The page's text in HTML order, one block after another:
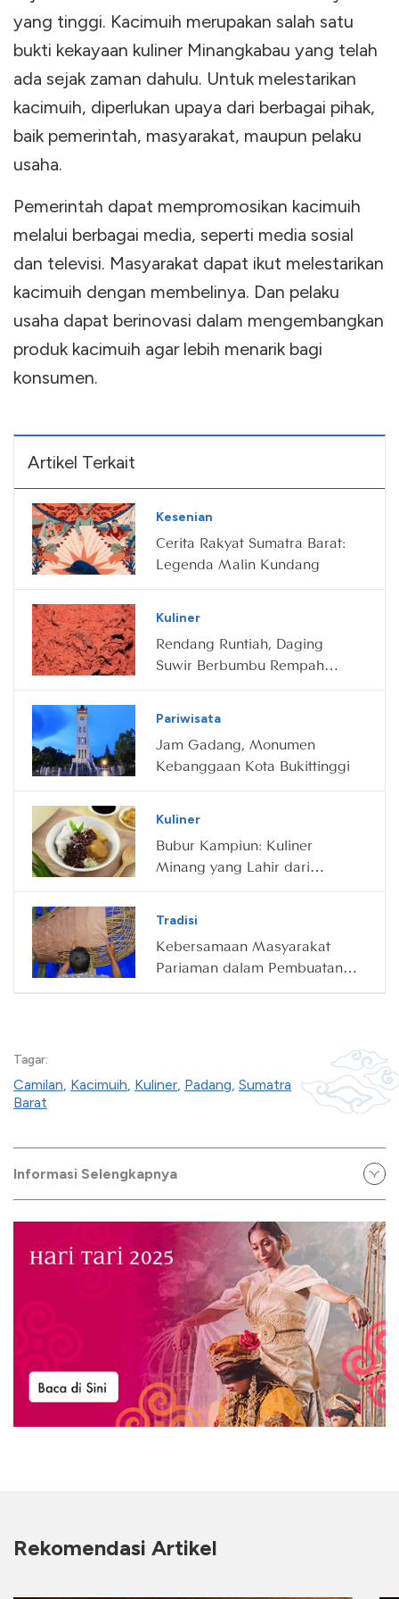
yang tinggi. Kacimuih merupakan salah satu
bukti kekayaan kuliner Minangkabau yang telah
ada sejak zaman dahulu. Untuk melestarikan
kacimuih, diperlukan upaya dari berbagai pihak,
baik pemerintah, masyarakat, maupun pelaku
usaha.
Pemerintah dapat mempromosikan kacimuih
melalui berbagai media, seperti media sosial
dan televisi. Masyarakat dapat ikut melestarikan
kacimuih dengan membelinya. Dan pelaku
usaha dapat berinovasi dalam mengembangkan
produk kacimuih agar lebih menarik bagi
konsumen.
Artikel Terkait
Kesenian
Cerita Rakyat Sumatra Barat:
Legenda Malin Kundang
Kuliner
Rendang Runtiah, Daging
Suwir Berbumbu Rempah
Pariwisata
Jam Gadang, Monumen
Kebanggaan Kota Bukittinggi
Kuliner
Bubur Kampiun: Kuliner
Minang yang Lahir dari
Tradisi
Kebersamaan Masyarakat
Pariaman dalam Pembuatan
Tagar:
Camilan, Kacimuih, Kuliner, Padang, Sumatra
Barat
Informasi Selengkapnya
Rekomendasi Artikel